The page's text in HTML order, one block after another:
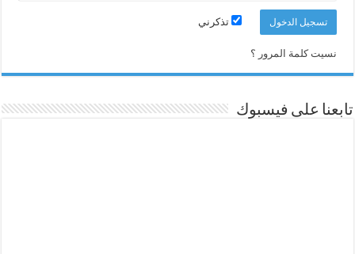
تذكرني
نسيت كلمة المرور ؟
تابعنا على فيسبوك